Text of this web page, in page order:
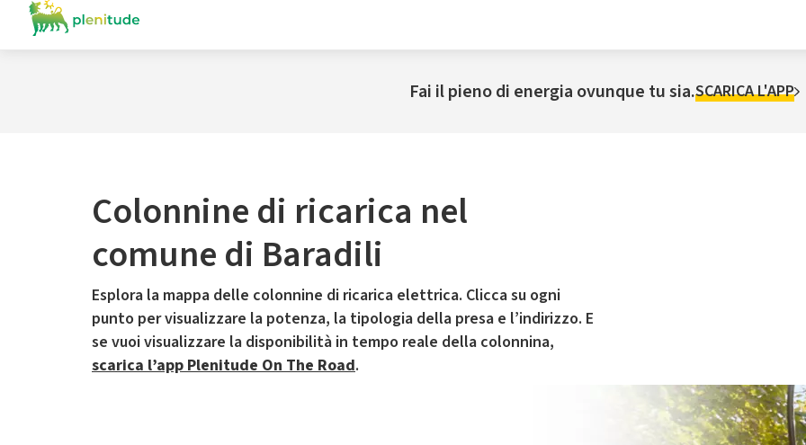
Fai il pieno di energia ovunque tu sia.SCARICA L'APP
Colonnine di ricarica nel
comune di Baradili
Esplora la mappa delle colonnine di ricarica elettrica. Clicca su ogni
punto per visualizzare la potenza, la tipologia della presa e l’indirizzo. E
se vuoi visualizzare la disponibilità in tempo reale della colonnina,
scarica l’app Plenitude On The Road.